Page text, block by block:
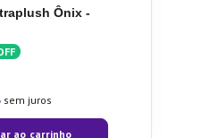
Ônix -
sem juros
ao carrinho